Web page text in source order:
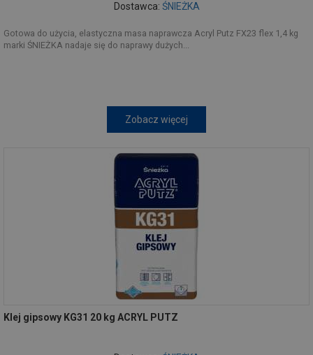
Dostawca: ŚNIEŻKA
Gotowa do użycia, elastyczna masa naprawcza Acryl Putz FX23 flex 1,4 kg
marki ŚNIEŻKA nadaje się do naprawy dużych...
Zobacz więcej
Klej gipsowy KG31 20 kg ACRYL PUTZ